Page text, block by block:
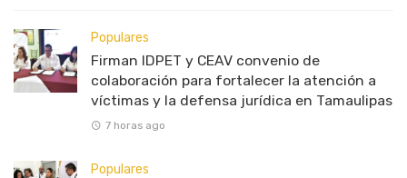
Populares
Firman IDPET y CEAV convenio de
colaboración para fortalecer la atención a
víctimas y la defensa jurídica en Tamaulipas
7 horas ago
Populares